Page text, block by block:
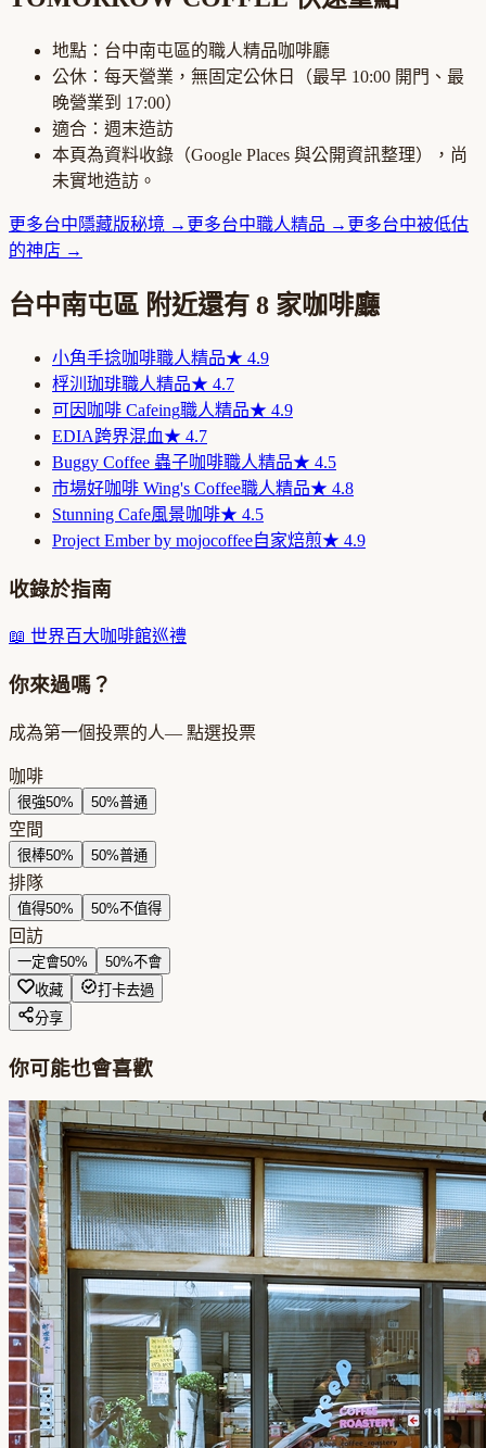
地點： 台中南屯區的職人精品咖啡廳
公休： 每天營業，無固定公休日 （最早 10:00 開門、最
晚營業到 17:00）
適合： 週末造訪
本頁為資料收錄（Google Places 與公開資訊整理），尚
未實地造訪。
更多台中隱藏版秘境 → 更多台中職人精品 → 更多台中被低估
的神店 →
台中南屯區 附近還有 8 家咖啡廳
小角手捻咖啡職人精品★ 4.9
桴汌珈琲職人精品★ 4.7
可因咖啡 Cafeing職人精品★ 4.9
EDIA跨界混血★ 4.7
Buggy Coffee 蟲子咖啡職人精品★ 4.5
市場好咖啡 Wing's Coffee職人精品★ 4.8
Stunning Cafe風景咖啡★ 4.5
Project Ember by mojocoffee自家焙煎★ 4.9
收錄於指南
📖 世界百大咖啡館巡禮
你來過嗎？
成為第一個投票的人— 點選投票
咖啡
很強50% 50%普通
空間
很棒50% 50%普通
排隊
值得50% 50%不值得
回訪
一定會50% 50%不會
收藏
打卡去過
分享
你可能也會喜歡